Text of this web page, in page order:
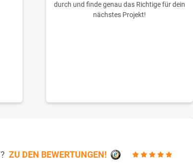
durch und finde genau das Richtige für dein
nächstes Projekt!
ZU DEN BEWERTUNGEN!